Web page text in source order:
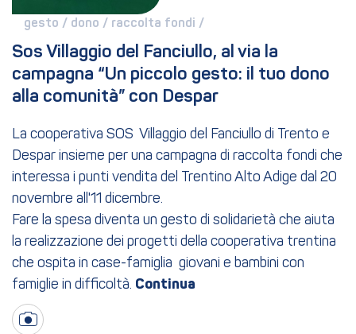
gesto / dono / raccolta fondi /
Sos Villaggio del Fanciullo, al via la
campagna “Un piccolo gesto: il tuo dono
alla comunità” con Despar
La cooperativa SOS Villaggio del Fanciullo di Trento e
Despar insieme per una campagna di raccolta fondi che
interessa i punti vendita del Trentino Alto Adige dal 20
novembre all'11 dicembre.
Fare la spesa diventa un gesto di solidarietà che aiuta
la realizzazione dei progetti della cooperativa trentina
che ospita in case-famiglia giovani e bambini con
famiglie in difficoltà.